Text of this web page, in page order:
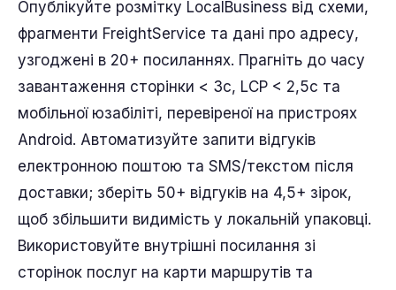
Опублікуйте розмітку LocalBusiness від схеми,
фрагменти FreightService та дані про адресу,
узгоджені в 20+ посиланнях. Прагніть до часу
завантаження сторінки < 3с, LCP < 2,5с та
мобільної юзабіліті, перевіреної на пристроях
Android. Автоматизуйте запити відгуків
електронною поштою та SMS/текстом після
доставки; зберіть 50+ відгуків на 4,5+ зірок,
щоб збільшити видимість у локальній упаковці.
Використовуйте внутрішні посилання зі
сторінок послуг на карти маршрутів та